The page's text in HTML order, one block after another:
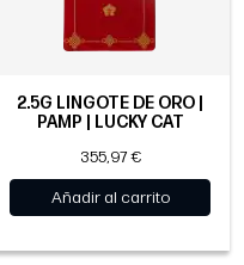
2.5G LINGOTE DE ORO |
PAMP | LUCKY CAT
355,97 €
Añadir al carrito